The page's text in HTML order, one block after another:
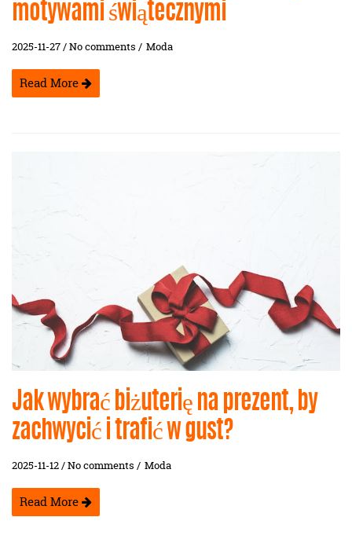
motywami świątecznymi
2025-11-27 / No comments / Moda
Read More
Jak wybrać biżuterię na prezent, by
zachwycić i trafić w gust?
2025-11-12 / No comments / Moda
Read More